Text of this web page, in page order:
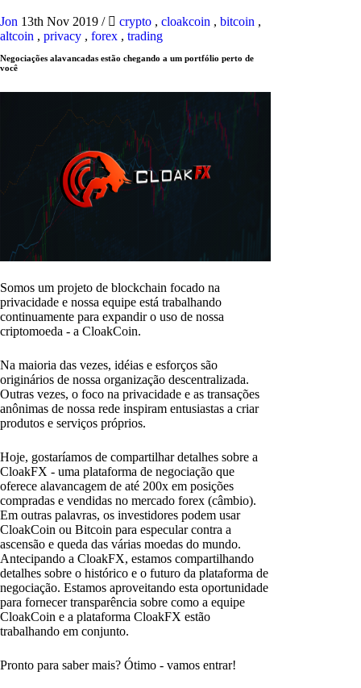
Jon 13th Nov 2019 / crypto , cloakcoin , bitcoin ,
altcoin , privacy , forex , trading
Negociações alavancadas estão chegando a um portfólio perto de
você
Somos um projeto de blockchain focado na
privacidade e nossa equipe está trabalhando
continuamente para expandir o uso de nossa
criptomoeda - a CloakCoin.
Na maioria das vezes, idéias e esforços são
originários de nossa organização descentralizada.
Outras vezes, o foco na privacidade e as transações
anônimas de nossa rede inspiram entusiastas a criar
produtos e serviços próprios.
Hoje, gostaríamos de compartilhar detalhes sobre a
CloakFX - uma plataforma de negociação que
oferece alavancagem de até 200x em posições
compradas e vendidas no mercado forex (câmbio).
Em outras palavras, os investidores podem usar
CloakCoin ou Bitcoin para especular contra a
ascensão e queda das várias moedas do mundo.
Antecipando a CloakFX, estamos compartilhando
detalhes sobre o histórico e o futuro da plataforma de
negociação. Estamos aproveitando esta oportunidade
para fornecer transparência sobre como a equipe
CloakCoin e a plataforma CloakFX estão
trabalhando em conjunto.
Pronto para saber mais? Ótimo - vamos entrar!